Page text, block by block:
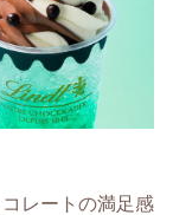
レートの満足感